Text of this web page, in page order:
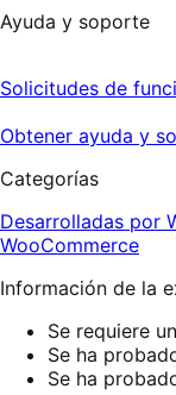
Ayuda y soporte
Solicitudes de
Obtener ayuda y
Categorías
Desarrolladas por
WooCommerce
Información de la
Se requiere
Se ha
Se ha